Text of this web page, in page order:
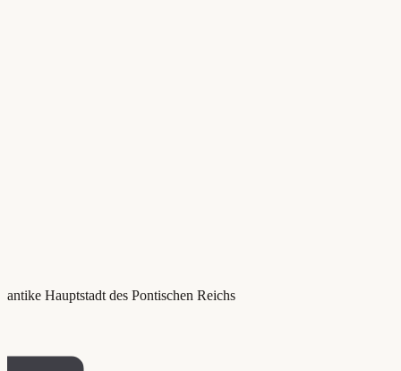
antike Hauptstadt des Pontischen Reichs